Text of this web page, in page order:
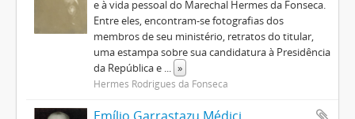
e à vida pessoal do Marechal Hermes da Fonseca.
Entre eles, encontram-se fotografias dos
membros de seu ministério, retratos do titular,
uma estampa sobre sua candidatura à Presidência
da República e ... »
Hermes Rodrigues da Fonseca